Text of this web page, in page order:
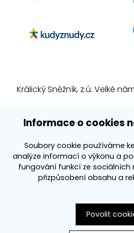
Informace o cookies
Soubory cookie používáme
analýze informací o výkonu a
fungování funkcí ze sociálních
přizpůsobení obsahu a
Povolit
Králický Sněžník, z.ú. Velké
E-mail:
3k